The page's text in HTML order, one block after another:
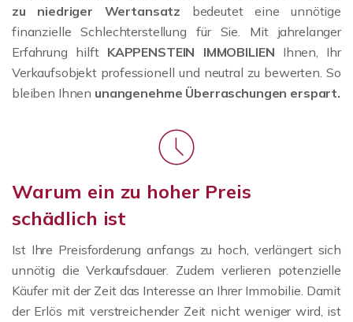
zu niedriger Wertansatz bedeutet eine unnötige
finanzielle Schlechterstellung für Sie. Mit jahrelanger
Erfahrung hilft KAPPENSTEIN IMMOBILIEN Ihnen, Ihr
Verkaufsobjekt professionell und neutral zu bewerten. So
bleiben Ihnen unangenehme Überraschungen erspart.
Warum ein zu hoher Preis
schädlich ist
Ist Ihre Preisforderung anfangs zu hoch, verlängert sich
unnötig die Verkaufsdauer. Zudem verlieren potenzielle
Käufer mit der Zeit das Interesse an Ihrer Immobilie. Damit
der Erlös mit verstreichender Zeit nicht weniger wird, ist